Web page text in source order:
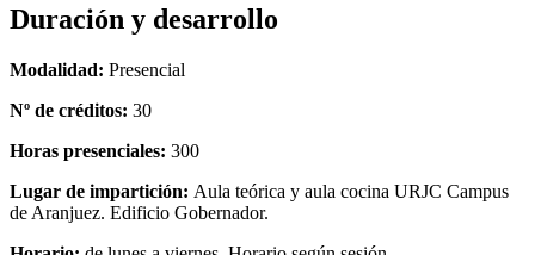
Duración y desarrollo
Modalidad: Presencial
Nº de créditos: 30
Horas presenciales: 300
Lugar de impartición: Aula teórica y aula cocina URJC Campus
de Aranjuez. Edificio Gobernador.